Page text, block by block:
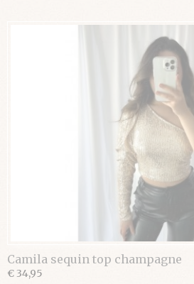
Camila sequin top champagne
€ 34,95